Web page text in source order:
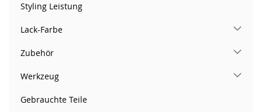
Styling Leistung
Lack-Farbe
Zubehör
Werkzeug
Gebrauchte Teile